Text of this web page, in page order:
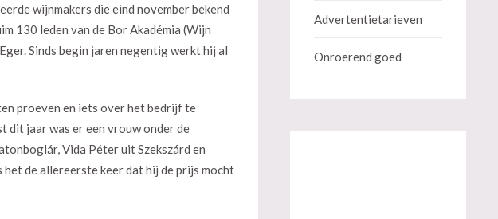
wijnmakers die eind november bekend
130 leden van de Bor Akadémia (Wijn
Sinds begin jaren negentig werkt hij al
proeven en iets over het bedrijf te
jaar was er een vrouw onder de
Vida Péter uit Szekszárd en
de allereerste keer dat hij de prijs mocht
Advertentietarieven
Onroerend goed